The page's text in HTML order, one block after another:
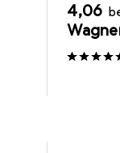
EUR
4,06